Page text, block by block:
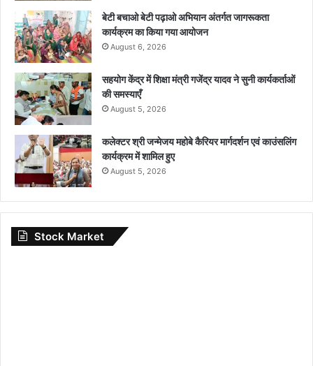
बेटी बचाओ बेटी पढ़ाओ अभियान अंतर्गत जागरूकता
कार्यक्रम का किया गया आयोजन
August 6, 2026
सहयोग केंद्र में शिक्षा मंत्री गजेंद्र यादव ने सुनी कार्यकर्ताओं
की समस्याएँ
August 5, 2026
कलेक्टर श्री जन्मेजय महोबे कैरियर मार्गदर्शन एवं काउंसलिंग
कार्यक्रम में शामिल हुए
August 5, 2026
Stock Market